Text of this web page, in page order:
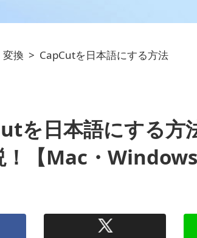
換 > CapCutを日本語にする方法
を日本語にする
【Mac・Windows